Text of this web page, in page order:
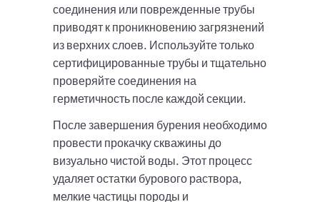
соединения или поврежденные трубы
приводят к проникновению загрязнений
из верхних слоев. Используйте только
сертифицированные трубы и тщательно
проверяйте соединения на
герметичность после каждой секции.
После завершения бурения необходимо
провести прокачку скважины до
визуально чистой воды. Этот процесс
удаляет остатки бурового раствора,
мелкие частицы породы и